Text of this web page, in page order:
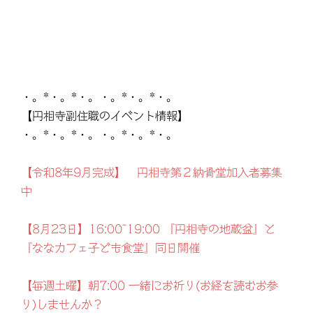
・。*・。*・。・。*・。*・。
【円相寺副住職のイベント情報】
・。*・。*・。・。*・。*・。
【令和8年9月完成】 円相寺第２納骨堂加入者募集
中
【8月23日】16:00~19:00 『円相寺の地蔵盆』と
『ななカフェ子ども食堂』同日開催
【毎週土曜】朝7:00 一緒にお祈り(お経を読むお参
り)しませんか？